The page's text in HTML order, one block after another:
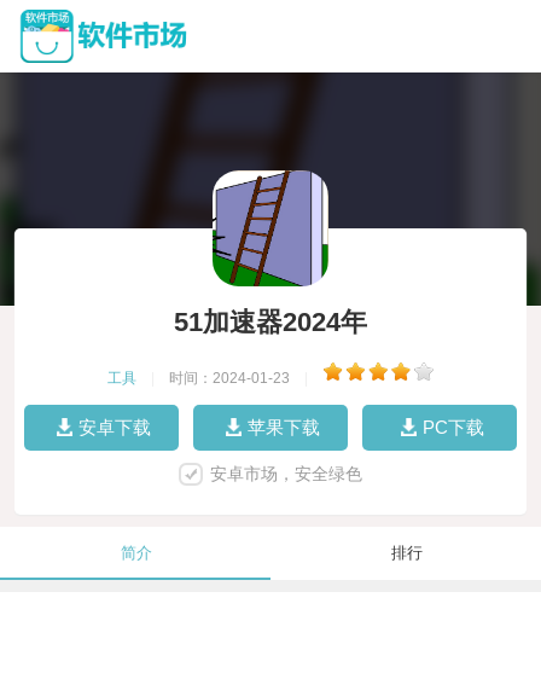
51加速器2024年
工具 时间：2024-01-23
安卓下载 苹果下载 PC下载
安卓市场，安全绿色
简介 排行